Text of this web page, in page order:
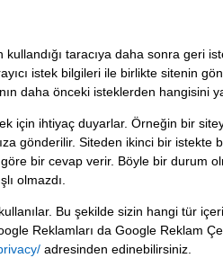
taracıya daha sonra geri
istek bilgileri ile birlikte sitenin
daha önceki isteklerden hangisini
için ihtiyaç duyarlar. Örneğin bir
gönderilir. Siteden ikinci bir
bir cevap verir. Böyle bir durum
olmazdı.
Bu şekilde sizin hangi tür
Reklamları da Google Reklam
adresinden edinebilirsiniz.